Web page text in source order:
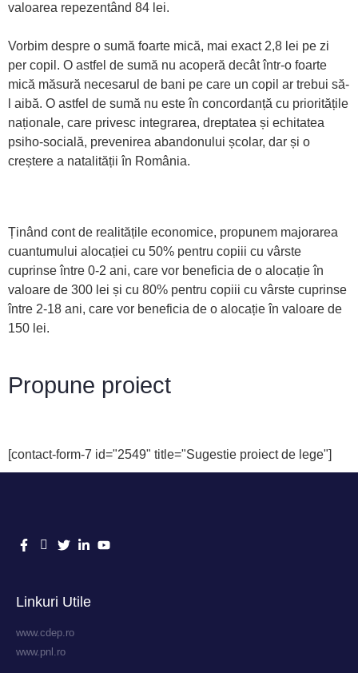
valoarea repezentând 84 lei.
Vorbim despre o sumă foarte mică, mai exact 2,8 lei pe zi
per copil. O astfel de sumă nu acoperă decât într-o foarte
mică măsură necesarul de bani pe care un copil ar trebui să-
l aibă. O astfel de sumă nu este în concordanță cu prioritățile
naționale, care privesc integrarea, dreptatea și echitatea
psiho-socială, prevenirea abandonului școlar, dar și o
creștere a natalității în România.
Ținând cont de realitățile economice, propunem majorarea
cuantumului alocației cu 50% pentru copiii cu vârste
cuprinse între 0-2 ani, care vor beneficia de o alocație în
valoare de 300 lei și cu 80% pentru copiii cu vârste cuprinse
între 2-18 ani, care vor beneficia de o alocație în valoare de
150 lei.
Propune proiect
[contact-form-7 id="2549" title="Sugestie proiect de lege"]
Linkuri Utile
www.cdep.ro
www.pnl.ro